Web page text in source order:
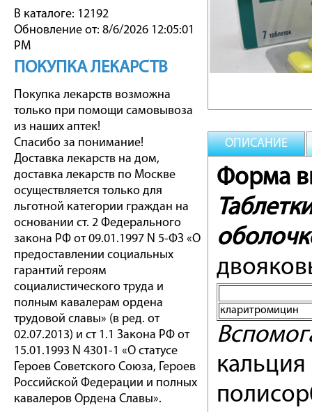
В каталоге: 12192
Обновление от: 8/6/2026 12:05:01
PM
ПОКУПКА ЛЕКАРСТВ
Покупка лекарств возможна
только при помощи самовывоза
из наших аптек!
Спасибо за понимание!
Доставка лекарств на дом,
доставка лекарств по Москве
осуществляется только для
льготной категории граждан на
основании ст. 2 Федерального
закона РФ от 09.01.1997 N 5-ФЗ «О
предоставлении социальных
гарантий героям
социалистического труда и
полным кавалерам ордена
трудовой славы» (в ред. от
02.07.2013) и ст 1.1 Закона РФ от
15.01.1993 N 4301-1 «О статусе
Героев Советского Союза, Героев
Российской Федерации и полных
кавалеров Ордена Славы».
ОПИСАНИЕ
Форма
кларитромицин
кальция